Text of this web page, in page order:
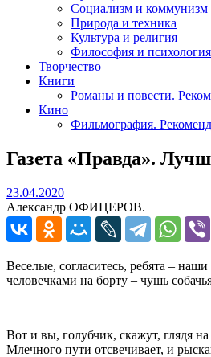
Социализм и коммунизм
Природа и техника
Культура и религия
Философия и психология
Творчество
Книги
Романы и повести.
Кино
Фильмография.
Газета «Правда».
23.04.202023.04.2020
Александр ОФИЦЕРОВ.
Веселые, согласитесь, ребята –
человечками на борту – чушь
Вот и вы, голубчик, скажут, глядя
Млечного пути отсвечивает, и